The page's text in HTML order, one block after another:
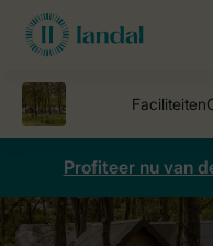
Profiteer nu van